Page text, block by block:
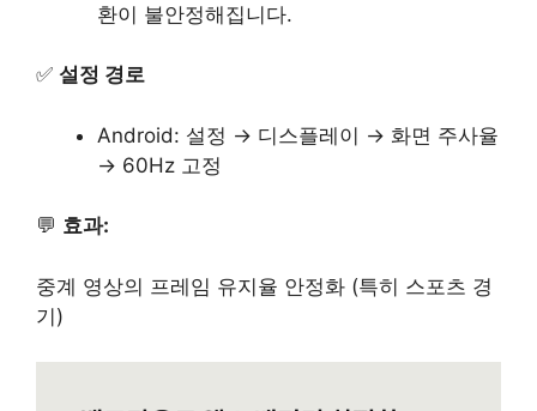
환이 불안정해집니다.
✅ 설정 경로
Android: 설정 → 디스플레이 → 화면 주사율
→ 60Hz 고정
💬 효과:
중계 영상의 프레임 유지율 안정화 (특히 스포츠 경
기)